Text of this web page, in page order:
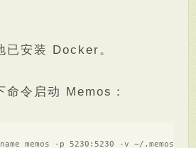
已安装 Docker。
命令启动 Memos：